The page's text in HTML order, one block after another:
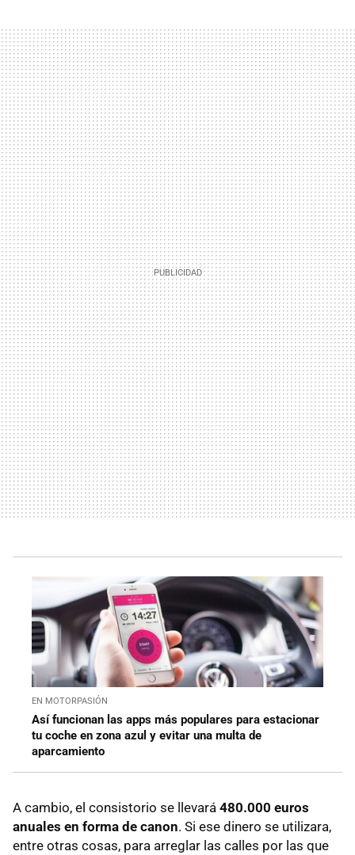
EN MOTORPASIÓN
Así funcionan las apps más populares para estacionar
tu coche en zona azul y evitar una multa de
aparcamiento
A cambio, el consistorio se llevará 480.000 euros
anuales en forma de canon. Si ese dinero se utilizara,
entre otras cosas, para arreglar las calles por las que